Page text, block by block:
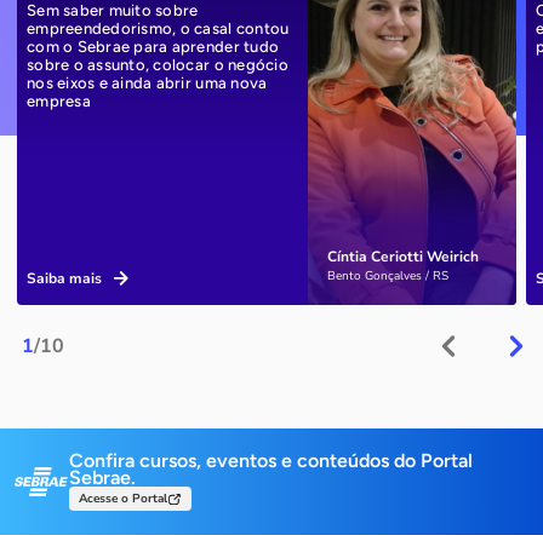
1/10
Cíntia Ceriotti Weirich
Bento Gonçalves / RS
Sem saber muito sobre
empreendedorismo, o casal contou
com o Sebrae para aprender tudo
sobre o assunto, colocar o negócio
nos eixos e ainda abrir uma nova
empresa
Saiba mais
Confira cursos, eventos e conteúdos do Portal
Sebrae.
Acesse o Portal